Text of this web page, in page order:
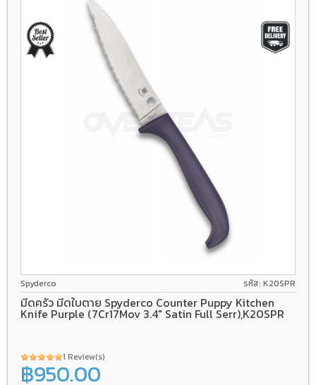
7Cr17 Polymer
Spyderco รหัส: K20SPR
มีดครัว มีดใบตาย Spyderco Counter Puppy Kitchen
Knife Purple (7Cr17Mov 3.4" Satin Full Serr),K20SPR
1 Review(s)
฿950.00